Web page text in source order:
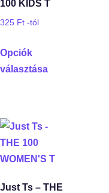
100 KIDS T
325 Ft -tól
Opciók
választása
Just Ts – THE